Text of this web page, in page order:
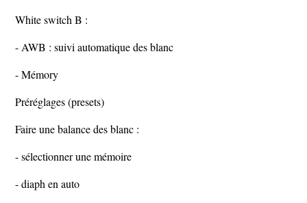
White switch B :
- AWB : suivi automatique des blanc
- Mémory
Préréglages (presets)
Faire une balance des blanc :
- sélectionner une mémoire
- diaph en auto